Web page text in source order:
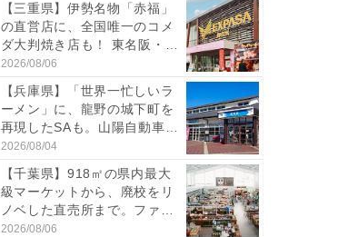
【三重県】伊勢名物「赤福」
の直営店に、全国唯一のコメ
ダ大判焼き店も！ 東名阪・
伊...
2026/08/06
【兵庫県】「世界一忙しいラ
ーメン」に、龍野の城下町を
再現したSAも。山陽自動車
道...
2026/08/04
【千葉県】918㎡の県内最大
級マーケットから、廃校をリ
ノベした直売所まで。ファ
ー...
2026/08/06